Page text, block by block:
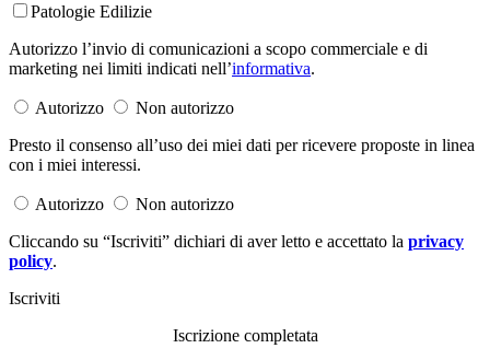
Patologie Edilizie
Autorizzo l’invio di comunicazioni a scopo commerciale e di
marketing nei limiti indicati nell’informativa.
Autorizzo
Non autorizzo
Presto il consenso all’uso dei miei dati per ricevere proposte in linea
con i miei interessi.
Autorizzo
Non autorizzo
Cliccando su “Iscriviti” dichiari di aver letto e accettato la privacy
policy.
Iscriviti
Iscrizione completata